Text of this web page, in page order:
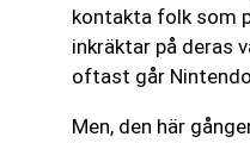
kontakta folk som
inkräktar på deras
oftast går
Men, den här